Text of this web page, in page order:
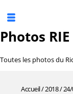
Photos RIE
Toutes les photos du
Accueil/2018/